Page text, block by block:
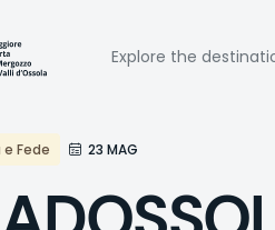
Explore the
Fede 23 MAG